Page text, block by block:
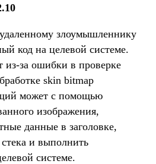
злоумышленнику
код на целевой системе.
из-за ошибки в проверке
skin bitmap
может с помощью
изображения,
данные в заголовке,
и выполнить
системе.